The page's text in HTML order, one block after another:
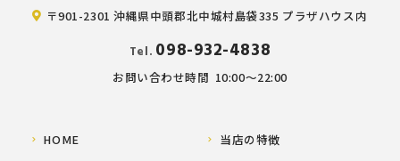
〒901-2301 沖縄県中頭郡北中城村島袋335 プラザハウス内
Tel. 098-932-4838
お問い合わせ時間 10:00～22:00
HOME
当店の特徴